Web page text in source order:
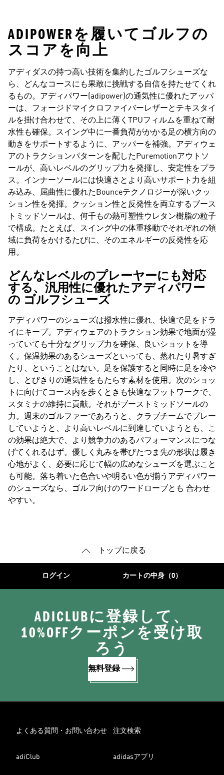
ADIPOWERを履いてゴルフの
スコアを向上
アディダスの持つ高い技術を集約したゴルフシューズな
ら、どんなコースにも果敢に挑戦する自信を持たせてくれ
るもの。アディパワー(adipower)の通気性に優れたアッパ
ーは、フォージドマイクロファイバーレザーとテキスタイ
ルを掛け合わせて、その上に薄くTPUフィルムを重ねて耐
水性も確保。スイング中に一番負荷がかかる足の横方向の
動きをサポートするように、アッパーを補強。アディウェ
アのトラクションパターンを配したPuremotionアウトソ
ールが、高いレベルのグリップ力を発揮し、安定性をプラ
ス。インナーソールには快適さとより高いサポート力を組
み込み、屈曲性に優れたBounceテクノロジーが深いクッ
ション性を発揮。クッション性と反発性を両立するブース
トミッドソールは、何千もの熱可塑性ウレタン樹脂の粒子
で構成。たとえば、スイング中の体重移動でそれぞれの領
域に負荷をかけるたびに、そのエネルギーの反発性を応
用。
どんなレベルのプレーヤーにも対応
する、汎用性に優れたアディパワー
の ゴルフシューズ
アディパワーのシューズは撥水性に優れ、快適で足をドラ
イにキープ。アディウェアのトラクション効果で地面が湿
っていても十分なグリップ力を確保、良いショットを導
く。保温効果のあるシューズといっても、蒸れたり暑すぎ
たり、ということはない。足を保護すると同時に足を冷や
し、とびきりの通気性をもたらす素材を使用。次のショッ
トに向けてコース内を歩くときも快適なフットワークで、
スタミナの維持に貢献。それがブーストミッドソールの
力。週末のゴルファーであろうと、クラブチームでプレー
していようと、より高いレベルに到達していようとも、こ
の効果は絶大で、より競争力のあるパフォーマンスにつな
げてくれるはず。優しく丸みを帯びたつま先の形状は履き
心地がよく、必要に応じて幅の広めなシューズを選ぶこと
も可能。落ち着いた色合いや明るい色が揃うアディパワー
のシューズなら、ゴルフ向けのワードローブとも 合わせ
やすい。
トップに戻る
ログイン カートの中身（0）
ADICLUBに登録して、
10%OFFクーポンを受け取
ろう
無料登録
よくある質問・お問い合わせ 注文検索
adiClub adidasアプリ